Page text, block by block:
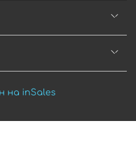
на inSales